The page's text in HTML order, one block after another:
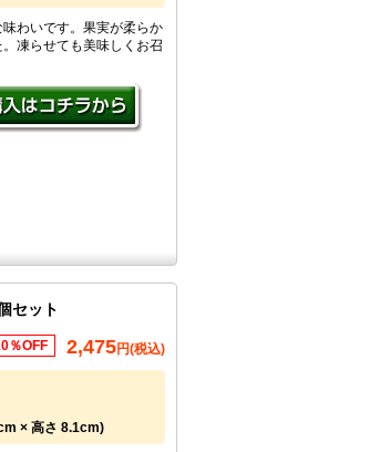
わいです。果実が柔らか
凍らせても美味しくお召
セット
％OFF 2,475円(税込)
× 高さ 8.1cm)